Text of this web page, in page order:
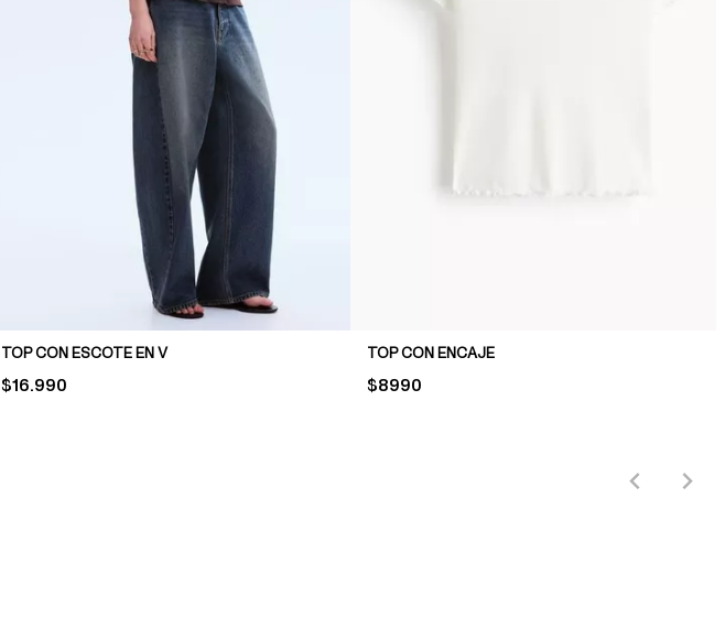
TOP CON ESCOTE EN V
PRICE:
$16.990
TOP CON ENCAJE
PRICE:
$8990